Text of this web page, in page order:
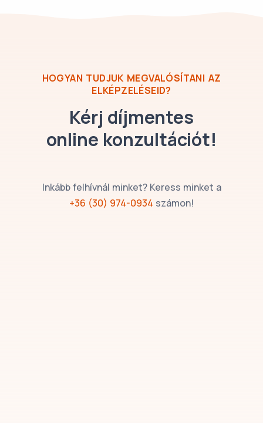
HOGYAN TUDJUK MEGVALÓSÍTANI AZ
ELKÉPZELÉSEID?
Kérj díjmentes
online konzultációt!
Inkább felhívnál minket? Keress minket a
+36 (30) 974-0934 számon!